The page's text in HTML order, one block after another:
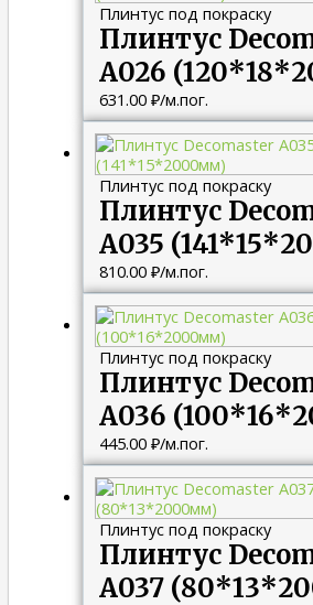
Плинтус под покраску
Плинтус
A026
631.00 ₽/м.пог.
Плинтус под покраску
Плинтус
A035
810.00 ₽/м.пог.
Плинтус под покраску
Плинтус
A036
445.00 ₽/м.пог.
Плинтус под покраску
Плинтус
A037